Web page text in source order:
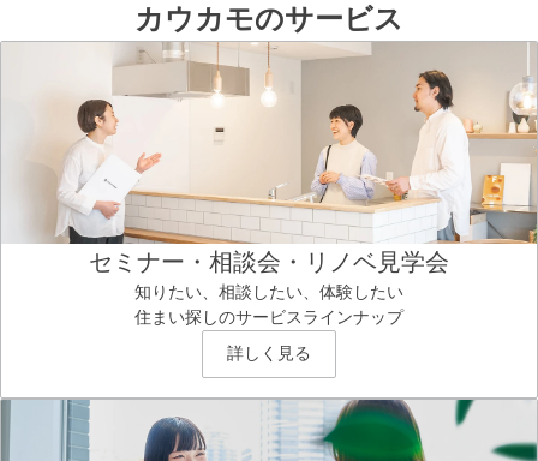
カウカモのサービス
セミナー・相談会・リノベ見学会
知りたい、相談したい、体験したい
住まい探しのサービスラインナップ
詳しく見る